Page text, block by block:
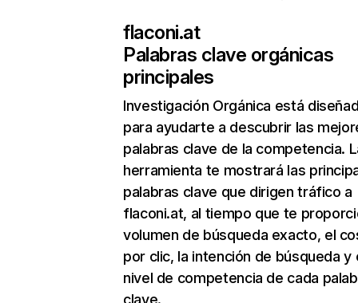
flaconi.at
Palabras clave orgánicas
principales
Investigación Orgánica está
para ayudarte a descubrir las
palabras clave de la competencia.
herramienta te mostrará las
palabras clave que dirigen tráfico a
flaconi.at, al tiempo que te
volumen de búsqueda exacto, el
por clic, la intención de búsqueda y
nivel de competencia de cada
clave.